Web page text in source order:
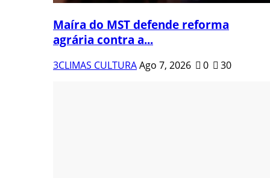
Maíra do MST defende reforma
agrária contra a...
3CLIMAS CULTURAAgo 7, 2026 0 30